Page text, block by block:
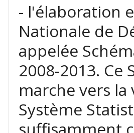
- l'élaboration
Nationale de
appelée
2008-2013. Ce
marche vers la
Système